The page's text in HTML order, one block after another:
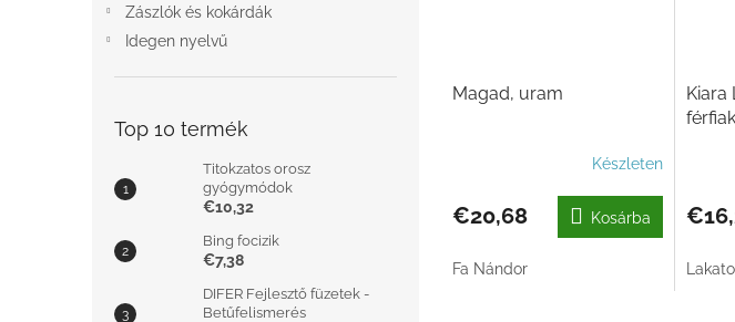
Zászlók és kokárdák
Idegen nyelvű
Top 10 termék
Titokzatos orosz
gyógymódok
€10,32
Bing focizik
€7,38
DIFER Fejlesztő füzetek -
Betűfelismerés
Magad, uram
Készleten
€20,68 Kosárba
Fa Nándor
Kiara